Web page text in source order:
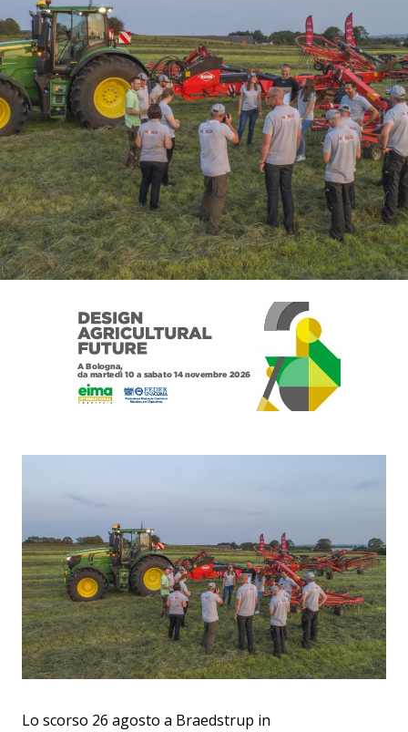
Lo scorso 26 agosto a Braedstrup in